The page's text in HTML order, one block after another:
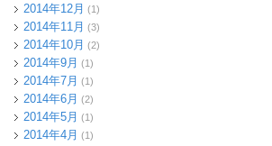
2014年12月 (1)
2014年11月 (3)
2014年10月 (2)
2014年9月 (1)
2014年7月 (1)
2014年6月 (2)
2014年5月 (1)
2014年4月 (1)